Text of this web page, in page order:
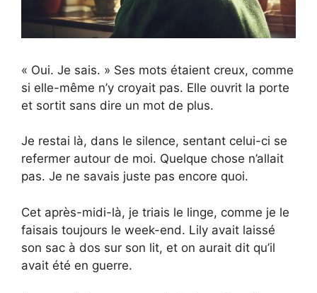
« Oui. Je sais. » Ses mots étaient creux, comme
si elle-même n’y croyait pas. Elle ouvrit la porte
et sortit sans dire un mot de plus.
Je restai là, dans le silence, sentant celui-ci se
refermer autour de moi. Quelque chose n’allait
pas. Je ne savais juste pas encore quoi.
Cet après-midi-là, je triais le linge, comme je le
faisais toujours le week-end. Lily avait laissé
son sac à dos sur son lit, et on aurait dit qu’il
avait été en guerre.